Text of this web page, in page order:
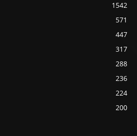
1542
571
447
317
288
236
224
200